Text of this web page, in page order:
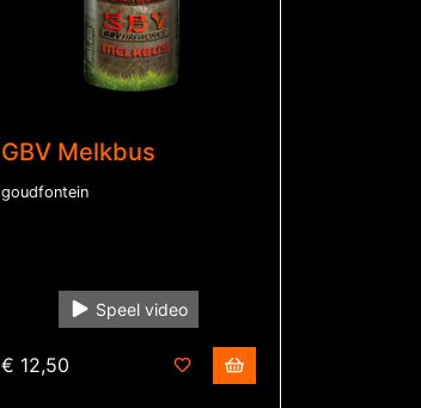
GBV Melkbus
goudfontein
Speel video
€ 12,50